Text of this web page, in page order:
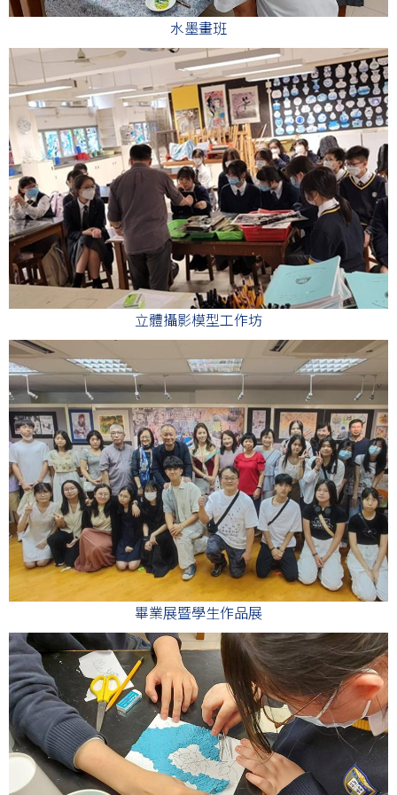
水墨畫班
立體攝影模型工作坊
畢業展暨學生作品展